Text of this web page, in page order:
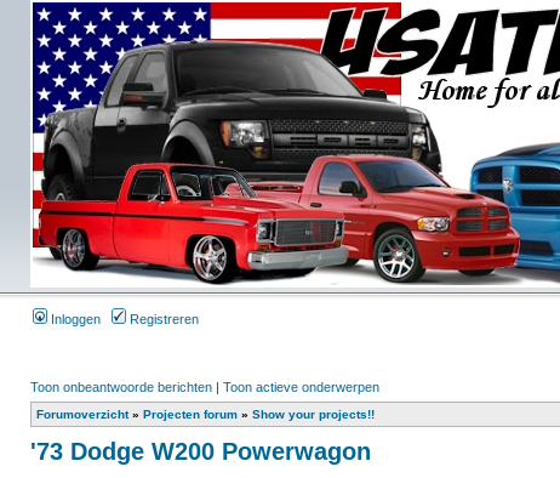
Inloggen Registreren
Toon onbeantwoorde berichten | Toon actieve onderwerpen
Forumoverzicht» Projecten forum » Show your projects!!
'73 Dodge W200 Powerwagon